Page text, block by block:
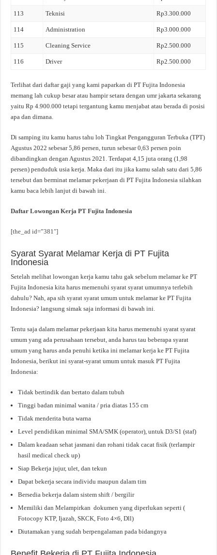
113 Teknisi Rp3.300.000
114 Administration Rp3.000.000
115 Cleaning Service Rp2.500.000
116 Driver Rp2.500.000
Terlihat dari daftar gaji yang kami paparkan di PT Fujita Indonesia
memang lah cukup besar atau hampir setara dengan umr jakarta sekarang
yaitu Rp 4.900.000 tetapi tergantung kamu menjabat atau berada di posisi
apa dan dimana.
Di samping itu kamu harus tahu loh Tingkat Pengangguran Terbuka (TPT)
Agustus 2022 sebesar 5,86 persen, turun sebesar 0,63 persen poin
dibandingkan dengan Agustus 2021. Terdapat 4,15 juta orang (1,98
persen) penduduk usia kerja. Maka dari itu jika kamu salah satu dari 5,86
tersebut dan berminat melamar pekerjaan di PT Fujita Indonesia silahkan
kamu baca lebih lanjut di bawah ini.
Daftar Lowongan Kerja PT Fujita Indonesia
[the_ad id=”381″]
Syarat Syarat Melamar Kerja di PT Fujita
Indonesia
Setelah melihat lowongan kerja kamu tahu gak sebelum melamar ke PT
Fujita Indonesia kita harus memenuhi syarat syarat umumnya terlebih
dahulu? Nah, apa sih syarat syarat umum untuk melamar ke PT Fujita
Indonesia? langsung simak saja informasi di bawah ini.
Tentu saja dalam melamar pekerjaan kita harus memenuhi syarat syarat
umum yang ada perusahaan tersebut, anda harus tau beberapa syarat
umum yang harus anda penuhi ketika ini melamar kerja ke PT Fujita
Indonesia, berikut ini syarat-syarat umum untuk masuk PT Fujita
Indonesia:
Tidak bertindik dan bertato dalam tubuh
Tinggi badan minimal wanita / pria diatas 155 cm
Tidak menderita buta warna
Level pendidikan minimal SMA/SMK (operator), untuk D3/S1 (staf)
Dalam keadaan sehat jasmani dan rohani tidak cacat fisik (terlampir
hasil medical check up)
Siap Bekerja jujur, ulet, dan tekun
Dapat bekerja secara individu maupun dalam tim
Bersedia bekerja dalam sistem shift / bergilir
Memiliki dan Melampirkan dokumen yang diperlukan seperti (
Fotocopy KTP, Ijazah, SKCK, Foto 4×6, Dll)
Diutamakan yang sudah berpengalaman pada bidangnya